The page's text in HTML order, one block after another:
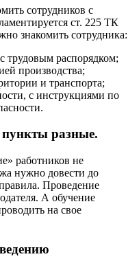
сотрудников с
ст. 225 ТК
знакомить сотрудника:
трудовым распорядком;
производства;
и транспорта;
с инструкциями по
разные.
работников не
нужно довести до
Проведение
А обучение
на свое